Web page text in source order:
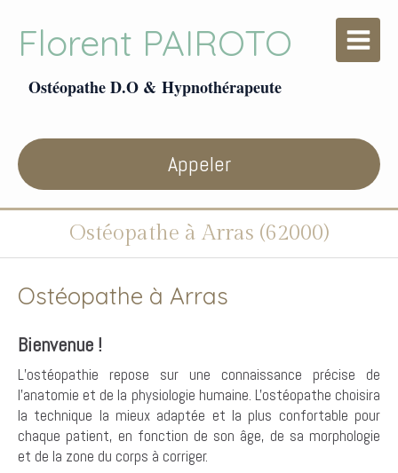
Florent PAIROTO
Ostéopathe D.O & Hypnothérapeute
Appeler
Ostéopathe à Arras (62000)
Ostéopathe à Arras
Bienvenue !
L’ostéopathie repose sur une connaissance précise de
l’anatomie et de la physiologie humaine. L'ostéopathe choisira
la technique la mieux adaptée et la plus confortable pour
chaque patient, en fonction de son âge, de sa morphologie
et de la zone du corps à corriger.